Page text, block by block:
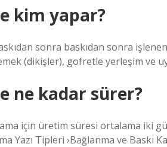
kim yapar?
sonra baskıdan sonra
(dikişler), gofretle yerleşim ve
ne kadar sürer?
için üretim süresi ortalama iki
Yazı Tipleri ›Bağlanma ve Baskı